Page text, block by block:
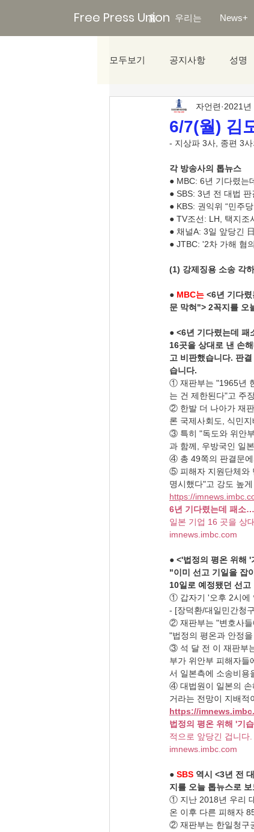
Free Press Union
홈 우리는 News+
모두보기 공지사항 성명
미디어리포트
6/7(월) 김
자언련 2021년
- 지상파 3사, 종편 3
각 방송사의 톱뉴스
● MBC: 6년 기다렸는
● SBS: 3년 전 대법
● KBS: 권익위 “민주
● TV조선: LH, 택지
● 채널A: 3일 앞당긴
● JTBC: '2차 가해 혐
(1) 강제징용 소송 각하
● MBC는 <6년 기다
문 막혀"> 2꼭지를 오
● <6년 기다렸는데 패
16곳을 상대로 낸 손
고 비판했습니다. 판
습니다.
① 재판부는 "1965년
는 건 제한된다"고 주
② 한발 더 나아가 재
론 국제사회도, 식민
③ 특히 "독도와 위안
과 함께, 우방국인 일
④ 총 49쪽의 판결문에
⑤ 피해자 지원단체와
명시했다"고 강도 높게
https://
6년 기다렸는데 패소
일본 기업 16 곳을 상
imnews.imbc.com
● <'법정의 평온 위해
"이미 선고 기일을 잡
10일로 예정됐던 선
① 갑자기 '오후 2시에
- [장덕환/대일민간청
② 재판부는 "변호사들
"법정의 평온과 안정
③ 석 달 전 이 재판부
부가 위안부 피해자들
서 일본측에 소송비용
④ 대법원이 일본의 손
거라는 전망이 지배적
https://
법정의 평온 위해 '기
적으로 앞당긴 겁니다
imnews.imbc.com
● SBS 역시 <3년 전
지를 오늘 톱뉴스로
① 지난 2018년 우리
온 이후 다른 피해자
② 재판부는 한일청구